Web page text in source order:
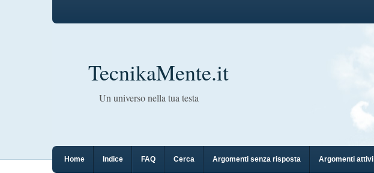
TecnikaMente.it
Un universo nella tua testa
Home Indice FAQ Cerca Argomenti senza risposta Argomenti attivi